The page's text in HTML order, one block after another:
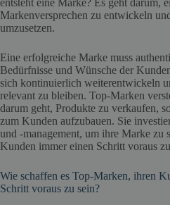
entsteht eine Marke? Es geht darum,
Markenversprechen zu entwickeln
umzusetzen.
Eine erfolgreiche Marke muss
Bedürfnisse und Wünsche der
sich kontinuierlich weiterentwickeln
relevant zu bleiben. Top-Marken
darum geht, Produkte zu verkaufen,
zum Kunden aufzubauen. Sie
und -management, um ihre Marke zu
Kunden immer einen Schritt voraus
Wie schaffen es Top-Marken, ihren
Schritt voraus zu sein?